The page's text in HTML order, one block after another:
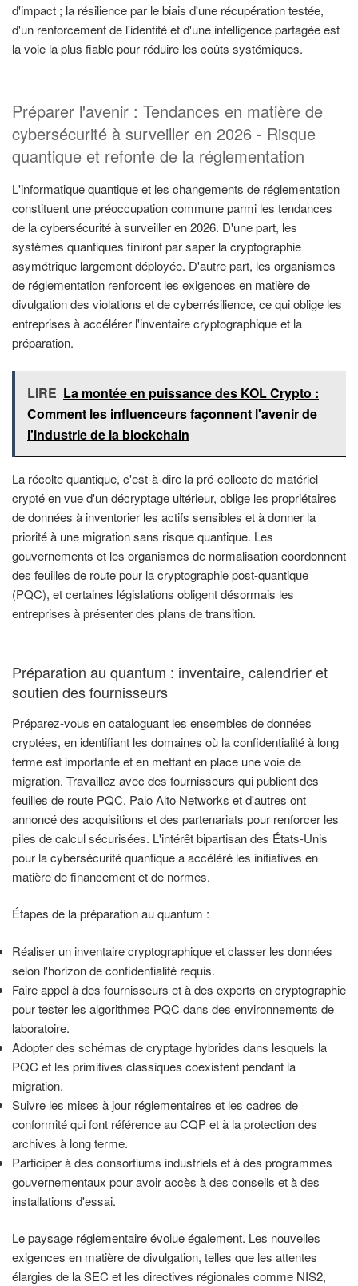
d'impact ; la résilience par le biais d'une récupération testée,
d'un renforcement de l'identité et d'une intelligence partagée est
la voie la plus fiable pour réduire les coûts systémiques.
Préparer l'avenir : Tendances en matière de
cybersécurité à surveiller en 2026 - Risque
quantique et refonte de la réglementation
L'informatique quantique et les changements de réglementation
constituent une préoccupation commune parmi les tendances
de la cybersécurité à surveiller en 2026. D'une part, les
systèmes quantiques finiront par saper la cryptographie
asymétrique largement déployée. D'autre part, les organismes
de réglementation renforcent les exigences en matière de
divulgation des violations et de cyberrésilience, ce qui oblige les
entreprises à accélérer l'inventaire cryptographique et la
préparation.
LIRE La montée en puissance des KOL Crypto :
Comment les influenceurs façonnent l'avenir de
l'industrie de la blockchain
La récolte quantique, c'est-à-dire la pré-collecte de matériel
crypté en vue d'un décryptage ultérieur, oblige les propriétaires
de données à inventorier les actifs sensibles et à donner la
priorité à une migration sans risque quantique. Les
gouvernements et les organismes de normalisation coordonnent
des feuilles de route pour la cryptographie post-quantique
(PQC), et certaines législations obligent désormais les
entreprises à présenter des plans de transition.
Préparation au quantum : inventaire, calendrier et
soutien des fournisseurs
Préparez-vous en cataloguant les ensembles de données
cryptées, en identifiant les domaines où la confidentialité à long
terme est importante et en mettant en place une voie de
migration. Travaillez avec des fournisseurs qui publient des
feuilles de route PQC. Palo Alto Networks et d'autres ont
annoncé des acquisitions et des partenariats pour renforcer les
piles de calcul sécurisées. L'intérêt bipartisan des États-Unis
pour la cybersécurité quantique a accéléré les initiatives en
matière de financement et de normes.
Étapes de la préparation au quantum :
Réaliser un inventaire cryptographique et classer les données
selon l'horizon de confidentialité requis.
Faire appel à des fournisseurs et à des experts en cryptographie
pour tester les algorithmes PQC dans des environnements de
laboratoire.
Adopter des schémas de cryptage hybrides dans lesquels la
PQC et les primitives classiques coexistent pendant la
migration.
Suivre les mises à jour réglementaires et les cadres de
conformité qui font référence au CQP et à la protection des
archives à long terme.
Participer à des consortiums industriels et à des programmes
gouvernementaux pour avoir accès à des conseils et à des
installations d'essai.
Le paysage réglementaire évolue également. Les nouvelles
exigences en matière de divulgation, telles que les attentes
élargies de la SEC et les directives régionales comme NIS2,